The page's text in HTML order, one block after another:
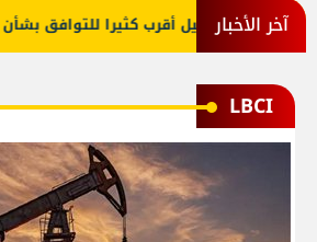
آخر الأخبار
أقرب كثيرا للتوافق بشأن دفع عملية
LBCI